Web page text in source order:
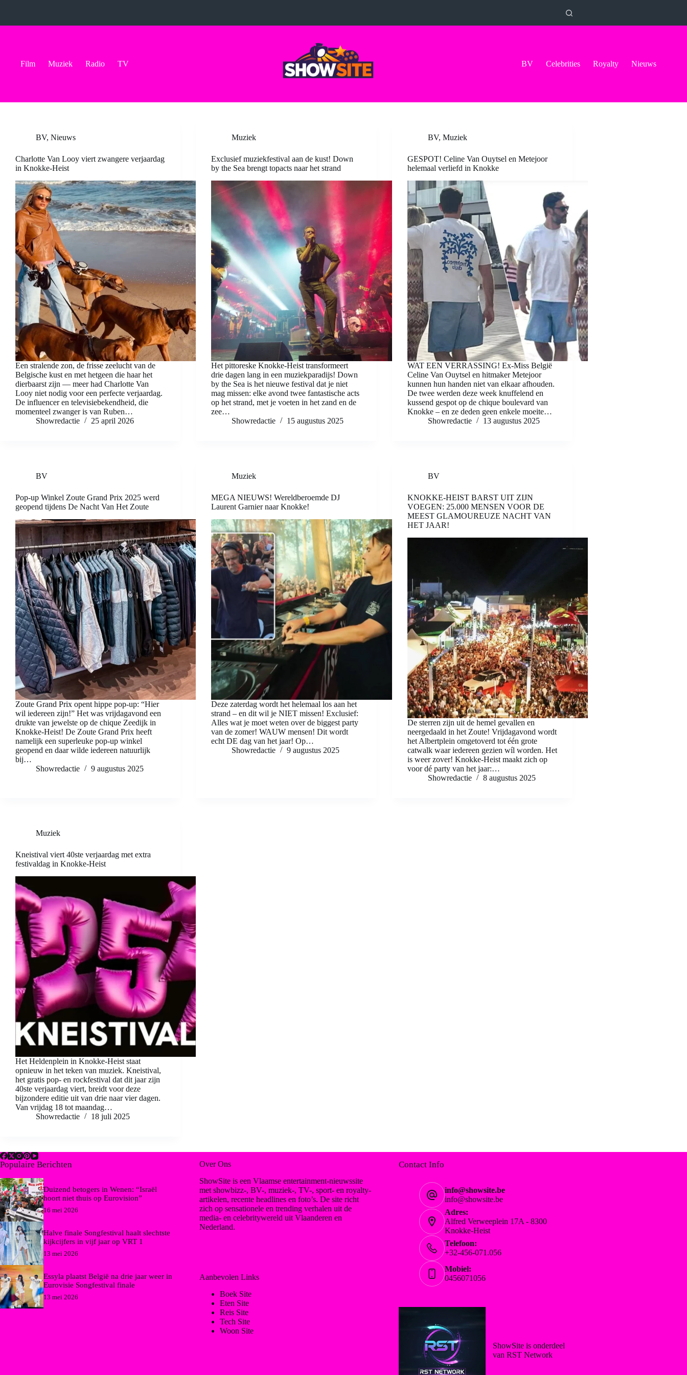
Film Muziek Radio TV BV Celebrities Royalty Nieuws
BV, Nieuws
Charlotte Van Looy viert zwangere verjaardag
in Knokke-Heist
Een stralende zon, de frisse zeelucht van de
Belgische kust en met hetgeen die haar het
dierbaarst zijn — meer had Charlotte Van
Looy niet nodig voor een perfecte verjaardag.
De influencer en televisiebekendheid, die
momenteel zwanger is van Ruben…
Showredactie
25 april 2026
Muziek
Exclusief muziekfestival aan de kust! Down
by the Sea brengt topacts naar het strand
Het pittoreske Knokke-Heist transformeert
drie dagen lang in een muziekparadijs! Down
by the Sea is het nieuwe festival dat je niet
mag missen: elke avond twee fantastische acts
op het strand, met je voeten in het zand en de
zee…
Showredactie
15 augustus 2025
BV, Muziek
GESPOT! Celine Van Ouytsel en Metejoor
helemaal verliefd in Knokke
WAT EEN VERRASSING! Ex-Miss België
Celine Van Ouytsel en hitmaker Metejoor
kunnen hun handen niet van elkaar afhouden.
De twee werden deze week knuffelend en
kussend gespot op de chique boulevard van
Knokke – en ze deden geen enkele moeite…
Showredactie
13 augustus 2025
BV
Pop-up Winkel Zoute Grand Prix 2025 werd
geopend tijdens De Nacht Van Het Zoute
Zoute Grand Prix opent hippe pop-up: “Hier
wil iedereen zijn!” Het was vrijdagavond een
drukte van jewelste op de chique Zeedijk in
Knokke-Heist! De Zoute Grand Prix heeft
namelijk een superleuke pop-up winkel
geopend en daar wilde iedereen natuurlijk
bij…
Showredactie
9 augustus 2025
Muziek
MEGA NIEUWS! Wereldberoemde DJ
Laurent Garnier naar Knokke!
Deze zaterdag wordt het helemaal los aan het
strand – en dit wil je NIET missen! Exclusief:
Alles wat je moet weten over de biggest party
van de zomer! WAUW mensen! Dit wordt
echt DE dag van het jaar! Op…
Showredactie
9 augustus 2025
BV
KNOKKE-HEIST BARST UIT ZIJN
VOEGEN: 25.000 MENSEN VOOR DE
MEEST GLAMOUREUZE NACHT VAN
HET JAAR!
De sterren zijn uit de hemel gevallen en
neergedaald in het Zoute! Vrijdagavond wordt
het Albertplein omgetoverd tot één grote
catwalk waar iedereen gezien wíl worden. Het
is weer zover! Knokke-Heist maakt zich op
voor dé party van het jaar:…
Showredactie
8 augustus 2025
Muziek
Kneistival viert 40ste verjaardag met extra
festivaldag in Knokke-Heist
Het Heldenplein in Knokke-Heist staat
opnieuw in het teken van muziek. Kneistival,
het gratis pop- en rockfestival dat dit jaar zijn
40ste verjaardag viert, breidt voor deze
bijzondere editie uit van drie naar vier dagen.
Van vrijdag 18 tot maandag…
Showredactie
18 juli 2025
Populaire Berichten
Duizend betogers in Wenen: “Israël
hoort niet thuis op Eurovision”
16 mei 2026
Halve finale Songfestival haalt slechtste
kijkcijfers in vijf jaar op VRT 1
13 mei 2026
Essyla plaatst België na drie jaar weer in
Eurovisie Songfestival finale
13 mei 2026
Over Ons
ShowSite is een Vlaamse entertainment-nieuwssite
met showbizz-, BV-, muziek-, TV-, sport- en royalty-
artikelen, recente headlines en foto’s. De site richt
zich op sensationele en trending verhalen uit de
media- en celebritywereld uit Vlaanderen en
Nederland.
Aanbevolen Links
Boek Site
Eten Site
Reis Site
Tech Site
Woon Site
Contact Info
info@showsite.be
info@showsite.be
Adres:
Alfred Verweeplein 17A - 8300
Knokke-Heist
Telefoon:
+32-456-071.056
Mobiel:
0456071056
ShowSite is onderdeel
van RST Network